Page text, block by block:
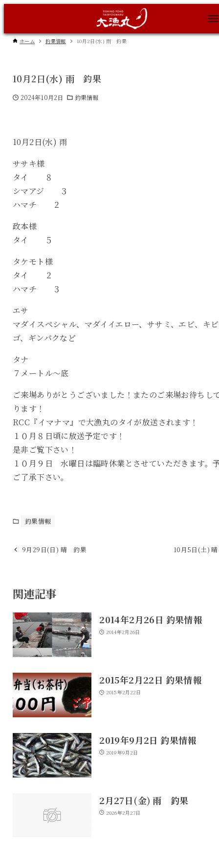
ホーム 釣果情報 10月2日(水) 雨 釣果
10月2日(水) 雨 釣果
2024年10月2日 釣果情報
10月2日(水) 雨
ササキ様
タイ ８
シマアジ ３
ハマチ ２
政本様
タイ ５
タケモト様
タイ ２
ハマチ ３
エサ
マダイスペシャル、マダイイエロー、ササミ、エビ、キ
ゴ、ギンパクなど
タナ
７メートル〜底
ご来場ありがとうございました！またのご来場お待ちし
ります！
RCC『イマナマ』で大漁丸のタイが放送されます！
１０月８日頃に放送予定です！
是非ご覧下さい！
１０月９日 水曜日は臨時休業とさせていただきます。
ご了承下さい。
釣果情報
9月29日(日) 晴 釣果 10月5日(土)
関連記事
2014年2月26日 釣果情報
2014年2月26日
2015年2月22日 釣果情報
2015年2月22日
2019年9月2日 釣果情報
2019年9月2日
2月27日(金) 雨 釣果
2026年2月27日